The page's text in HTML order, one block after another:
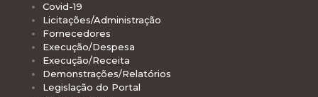
Covid-19
Licitações/Administração
Fornecedores
Execução/Despesa
Execução/Receita
Demonstrações/Relatórios
Legislação do Portal